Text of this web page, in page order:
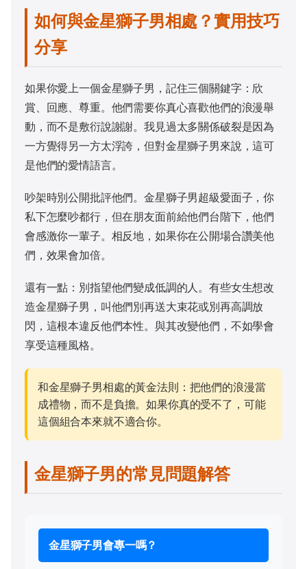
如何與金星獅子男相處？實用技巧
分享
如果你愛上一個金星獅子男，記住三個關鍵字：欣
賞、回應、尊重。他們需要你真心喜歡他們的浪漫舉
動，而不是敷衍說謝謝。我見過太多關係破裂是因為
一方覺得另一方太浮誇，但對金星獅子男來說，這可
是他們的愛情語言。
吵架時別公開批評他們。金星獅子男超級愛面子，你
私下怎麼吵都行，但在朋友面前給他們台階下，他們
會感激你一輩子。相反地，如果你在公開場合讚美他
們，效果會加倍。
還有一點：別指望他們變成低調的人。有些女生想改
造金星獅子男，叫他們別再送大束花或別再高調放
閃，這根本違反他們本性。與其改變他們，不如學會
享受這種風格。
和金星獅子男相處的黃金法則：把他們的浪漫當
成禮物，而不是負擔。如果你真的受不了，可能
這個組合本來就不適合你。
金星獅子男的常見問題解答
金星獅子男會專一嗎？